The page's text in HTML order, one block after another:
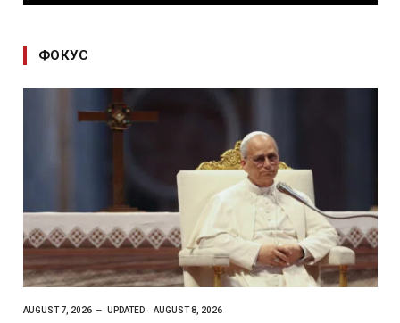
ФОКУС
AUGUST 7, 2026 UPDATED: AUGUST 8, 2026